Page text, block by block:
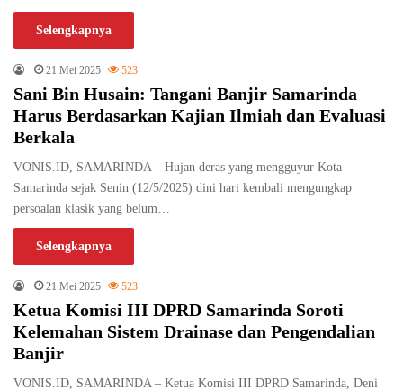
Selengkapnya
21 Mei 2025 523
Sani Bin Husain: Tangani Banjir Samarinda
Harus Berdasarkan Kajian Ilmiah dan Evaluasi
Berkala
VONIS.ID, SAMARINDA – Hujan deras yang mengguyur Kota
Samarinda sejak Senin (12/5/2025) dini hari kembali mengungkap
persoalan klasik yang belum…
Selengkapnya
21 Mei 2025 523
Ketua Komisi III DPRD Samarinda Soroti
Kelemahan Sistem Drainase dan Pengendalian
Banjir
VONIS.ID, SAMARINDA – Ketua Komisi III DPRD Samarinda, Deni